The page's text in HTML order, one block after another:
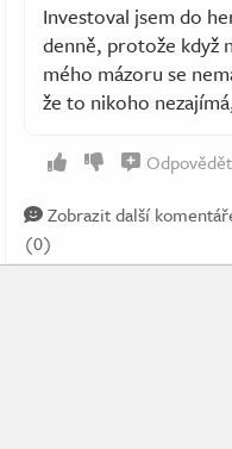
Investoval jsem do
denně, protože když
mého mázoru se
že to nikoho
Odpovědět
Zobrazit další
(0)